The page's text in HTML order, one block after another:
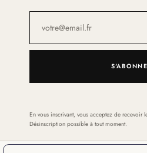
En vous inscrivant, vous acceptez de recevoir
Désinscription possible à tout moment.